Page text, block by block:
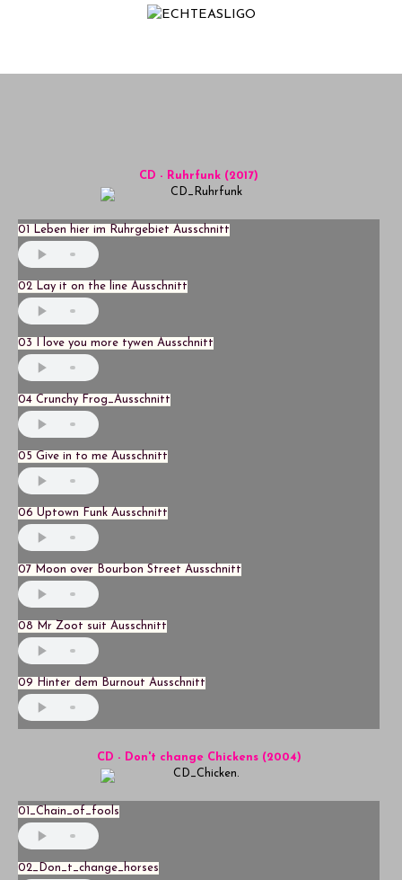
Story
CD - Ruhrfunk (2017)
01 Leben hier im Ruhrgebiet Ausschnitt
02 Lay it on the line Ausschnitt
03 I love you more tywen Ausschnitt
04 Crunchy Frog_Ausschnitt
05 Give in to me Ausschnitt
06 Uptown Funk Ausschnitt
07 Moon over Bourbon Street Ausschnitt
08 Mr Zoot suit Ausschnitt
09 Hinter dem Burnout Ausschnitt
CD - Don't change Chickens (2004)
01_Chain_of_fools
02_Don_t_change_horses